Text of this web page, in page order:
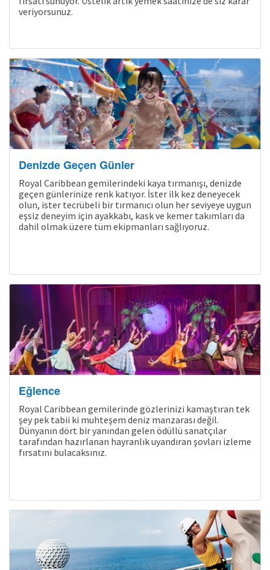
veriyorsunuz.
Denizde Geçen Günler
Royal Caribbean gemilerindeki kaya tırmanışı, denizde
geçen günlerinize renk katıyor. İster ilk kez deneyecek
olun, ister tecrübeli bir tırmanıcı olun her seviyeye uygun
eşsiz deneyim için ayakkabı, kask ve kemer takımları da
dahil olmak üzere tüm ekipmanları sağlıyoruz.
Eğlence
Royal Caribbean gemilerinde gözlerinizi kamaştıran tek
şey pek tabii ki muhteşem deniz manzarası değil.
Dünyanın dört bir yanından gelen ödüllü sanatçılar
tarafından hazırlanan hayranlık uyandıran şovları izleme
fırsatını bulacaksınız.